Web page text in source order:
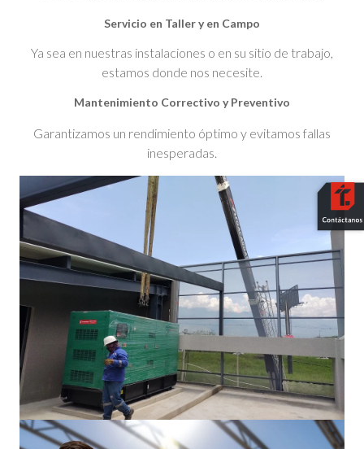
Servicio en Taller y en Campo
Ya sea en nuestras instalaciones o en su sitio de trabajo,
estamos donde nos necesite.
Mantenimiento Correctivo y Preventivo
Garantizamos un rendimiento óptimo y evitamos fallas
inesperadas.